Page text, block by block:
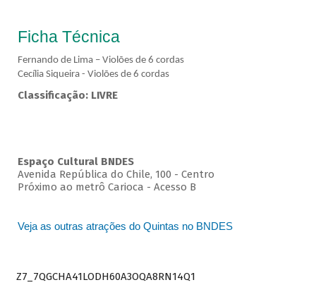
Ficha Técnica
Fernando de Lima – Violões de 6 cordas
Cecília Siqueira - Violões de 6 cordas
Classificação: LIVRE
Espaço Cultural BNDES
Avenida República do Chile, 100 - Centro
Próximo ao metrô Carioca - Acesso B
Veja as outras atrações do Quintas no BNDES
Z7_7QGCHA41LODH60A3OQA8RN14Q1